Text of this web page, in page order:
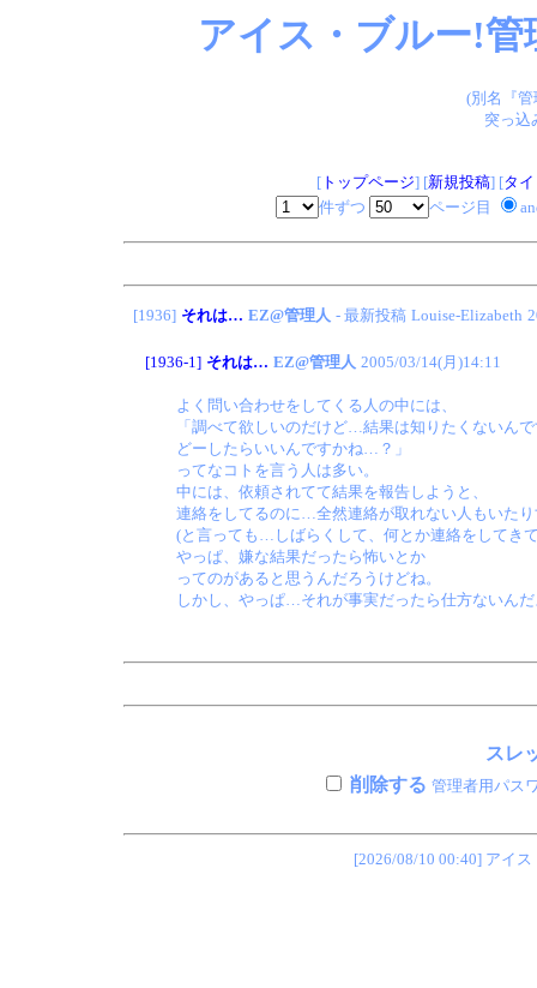
アイス・ブルー!
(別名『
突っ込
[トップページ] [新規投稿] [タ
件ずつ
ページ目
[1936] それは… EZ@管理人 - 最新投稿 Louise-Elizabeth
[1936-1] それは… EZ@管理人 2005/03/14(月)14:11
よく問い合わせをしてくる人の中には、
「調べて欲しいのだけど…結果は知りたくないん
どーしたらいいんですかね…？」
ってなコトを言う人は多い。
中には、依頼されてて結果を報告しようと、
連絡をしてるのに…全然連絡が取れない人もいた
(と言っても…しばらくして、何とか連絡をしてき
やっぱ、嫌な結果だったら怖いとか
ってのがあると思うんだろうけどね。
しかし、やっぱ…それが事実だったら仕方ないん
スレ
削除する 管理者用パス
[2026/08/10 00:40] アイ